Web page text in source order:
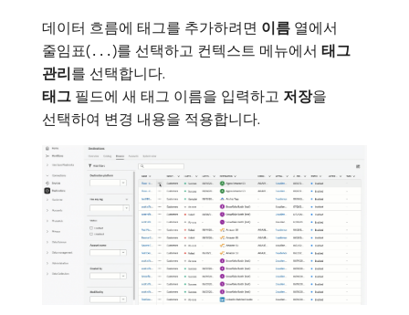
데이터 흐름에 태그를 추가하려면 이름 열에서
줄임표(...)를 선택하고 컨텍스트 메뉴에서 태그
관리​를 선택합니다.
태그 필드에 새 태그 이름을 입력하고 저장​을
선택하여 변경 내용을 적용합니다.